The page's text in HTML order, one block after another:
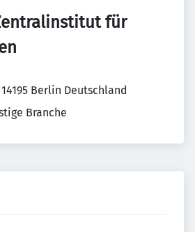
für
Berlin Deutschland
Branche